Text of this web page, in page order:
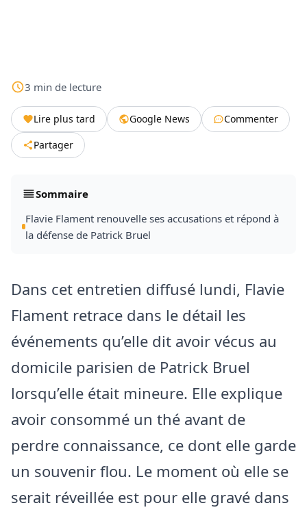
3 min de lecture
Lire plus tard Google News
Commenter
Partager
Sommaire
Flavie Flament renouvelle ses accusations et répond à
la défense de Patrick Bruel
Dans cet entretien diffusé lundi, Flavie
Flament retrace dans le détail les
événements qu’elle dit avoir vécus au
domicile parisien de Patrick Bruel
lorsqu’elle était mineure. Elle explique
avoir consommé un thé avant de
perdre connaissance, ce dont elle garde
un souvenir flou. Le moment où elle se
serait réveillée est pour elle gravé dans